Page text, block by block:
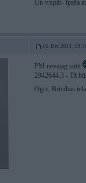
Un vispār- īpaša
16. Dec 2011,
PM nevajag sūtīt
2942644.3 - Tā
Ogre, Brīvības